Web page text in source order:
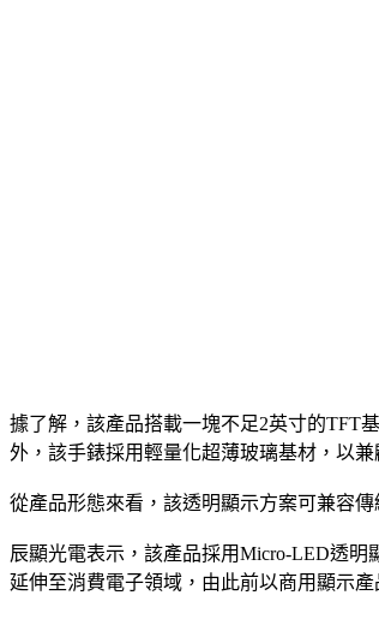
據了解，該產品搭載一塊不足2英寸的TFT
外，該手錶採用輕量化超薄玻璃基材，以兼
從產品形態來看，該透明顯示方案可兼容
辰顯光電表示，該產品採用Micro-LED透
延伸至消費電子領域，由此前以商用顯示